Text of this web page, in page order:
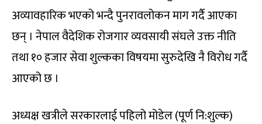
अव्यावहारिक भएको भन्दै पुनरावलोकन माग गर्दै आएका
छन् । नेपाल वैदेशिक रोजगार व्यवसायी संघले उक्त नीति
तथा १० हजार सेवा शुल्कका विषयमा सुरुदेखि नै विरोध गर्दै
आएको छ ।
अध्यक्ष खत्रीले सरकारलाई पहिलो मोडेल (पूर्ण नि:शुल्क)